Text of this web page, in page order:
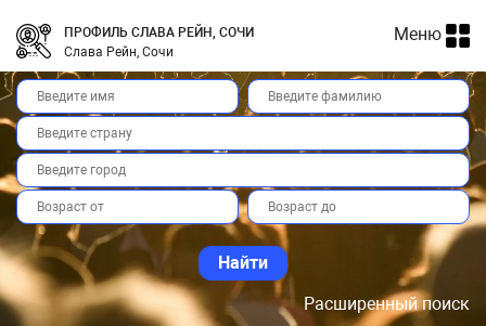
ПРОФИЛЬ СЛАВА РЕЙН, СОЧИ
Слава Рейн, Сочи
Меню
Расширенный поиск